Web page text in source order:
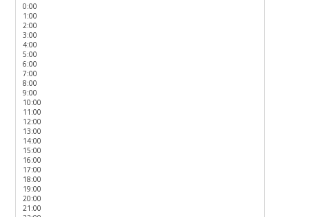
0:00
1:00
2:00
3:00
4:00
5:00
6:00
7:00
8:00
9:00
10:00
11:00
12:00
13:00
14:00
15:00
16:00
17:00
18:00
19:00
20:00
21:00